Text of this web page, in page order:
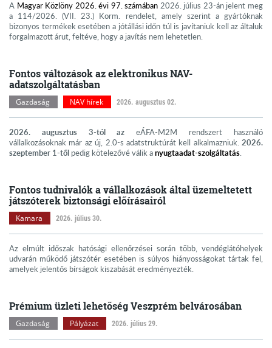
A Magyar Közlöny 2026. évi 97. számában 2026. július 23-án jelent meg
a 114/2026. (VII. 23.) Korm. rendelet, amely szerint a gyártóknak
bizonyos termékek esetében a jótállási időn túl is javítaniuk kell az általuk
forgalmazott árut, feltéve, hogy a javítás nem lehetetlen.
Fontos változások az elektronikus NAV-
adatszolgáltatásban
Gazdaság NAV hírek 2026. augusztus 02.
2026. augusztus 3-tól azeÁFA-M2M rendszert használó
vállalkozásoknak már az új, 2.0-s adatstruktúrát kell alkalmazniuk. 2026.
szeptember 1-től pedig kötelezővé válik anyugtaadat-szolgáltatás.
Fontos tudnivalók a vállalkozások által üzemeltetett
játszóterek biztonsági előírásairól
Kamara 2026. július 30.
Az elmúlt időszak hatósági ellenőrzései során több, vendéglátóhelyek
udvarán működő játszótér esetében is súlyos hiányosságokat tártak fel,
amelyek jelentős bírságok kiszabását eredményezték.
Prémium üzleti lehetőség Veszprém belvárosában
Gazdaság Pályázat 2026. július 29.